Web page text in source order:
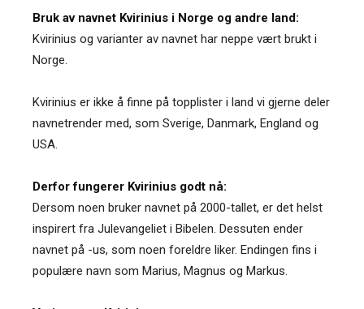
Bruk av navnet Kvirinius i Norge og andre land:
Kvirinius og varianter av navnet har neppe vært brukt i
Norge.
Kvirinius er ikke å finne på topplister i land vi gjerne deler
navnetrender med, som Sverige, Danmark, England og
USA.
Derfor fungerer Kvirinius godt nå:
Dersom noen bruker navnet på 2000-tallet, er det helst
inspirert fra Julevangeliet i Bibelen. Dessuten ender
navnet på -us, som noen foreldre liker. Endingen fins i
populære navn som Marius, Magnus og Markus.